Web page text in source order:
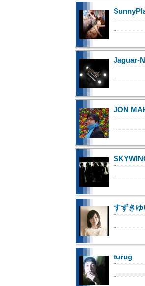
Jaguar-N
JON
すずきゆ
turug